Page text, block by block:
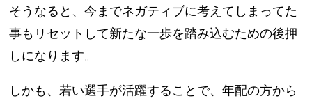
そうなると、今までネガティブに考えてしまってた
事もリセットして新たな一歩を踏み込むための後押
しになります。
しかも、若い選手が活躍することで、年配の方から